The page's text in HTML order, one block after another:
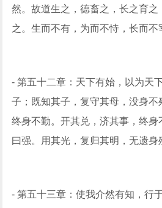
然。故道生之，德畜之，长之育之
之。生而不有，为而不恃，长而不
- 第五十二章：天下有始，以为天
子；既知其子，复守其母，没身不
终身不勤。开其兑，济其事，终身
曰强。用其光，复归其明，无遗身
- 第五十三章：使我介然有知，行